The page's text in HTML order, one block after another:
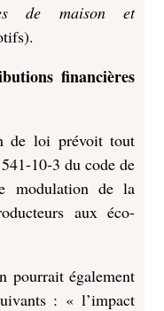
de maison et
financières
de loi prévoit tout
du code de
modulation de la
aux éco-
pourrait également
: « l’impact